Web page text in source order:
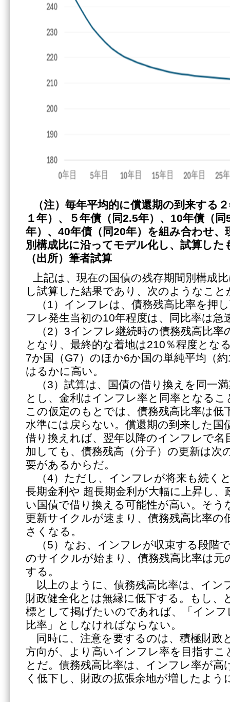
（注）毎年平均的に償還期の到来する
１年）、５年債（同2.5年）、10年債（
年）、40年債（同20年）を組み合わせ、
別構成比に沿ってモデル化し、試算した
（出所）筆者試算
上記は、現在の国債の残存期間別構成
し試算した結果であり、次のようなこと
（1）インフレは、債務残高比率を押
フレ発生当初の10年程度は、同比率は急
（2）3インフレ継続時の債務残高比率
となり、最終的な着地は210％程度とな
7か国（G7）のほか6か国の単純平均（
はるかに高い。
（3）試算は、国債の借り換えを同一
とし、金利はインフレ率と同率となる
この仮定のもとでは、債務残高比率は低
水準には戻らない。償還期の到来した国
借り換えれば、翌年以降のインフレで名
加しても、債務残高（分子）の更新は次
要があるからだ。
（4）ただし、インフレが将来も続く
長期金利や 超長期金利が大幅に上昇し、
い国債で借り換える可能性が高い。そう
更新サイクルが速まり、債務残高比率の
さくなる。
（5）なお、インフレが収束する段階
のサイクルが始まり、債務残高比率は元
する。
以上のように、債務残高比率は、イン
財政健全化とは無縁に低下する。もし、
標として掲げたいのであれば、「インフ
比率」としなければならない。
同時に、注意を要するのは、積極財政
方向が、より高いインフレ率を目指す
とだ。債務残高比率は、インフレ率が高
く低下し、財政の拡張余地が増したよう